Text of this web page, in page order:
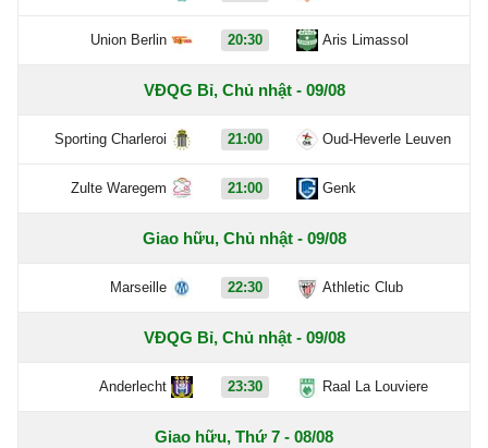
Union Berlin 20:30 Aris Limassol
VĐQG Bỉ, Chủ nhật - 09/08
Sporting Charleroi 21:00 Oud-Heverle Leuven
Zulte Waregem 21:00 Genk
Giao hữu, Chủ nhật - 09/08
Marseille 22:30 Athletic Club
VĐQG Bỉ, Chủ nhật - 09/08
Anderlecht 23:30 Raal La Louviere
Giao hữu, Thứ 7 - 08/08